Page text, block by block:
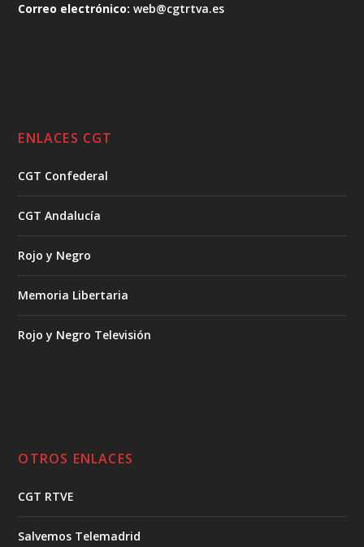
Correo electrónico:web@cgtrtva.es
ENLACES CGT
CGT Confederal
CGT Andalucía
Rojo y Negro
Memoria Libertaria
Rojo y Negro Televisión
OTROS ENLACES
CGT RTVE
Salvemos Telemadrid